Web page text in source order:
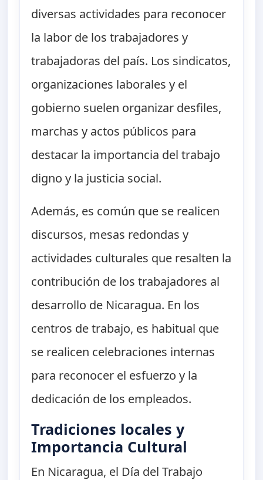
diversas actividades para reconocer
la labor de los trabajadores y
trabajadoras del país. Los sindicatos,
organizaciones laborales y el
gobierno suelen organizar desfiles,
marchas y actos públicos para
destacar la importancia del trabajo
digno y la justicia social.
Además, es común que se realicen
discursos, mesas redondas y
actividades culturales que resalten la
contribución de los trabajadores al
desarrollo de Nicaragua. En los
centros de trabajo, es habitual que
se realicen celebraciones internas
para reconocer el esfuerzo y la
dedicación de los empleados.
Tradiciones locales y
Importancia Cultural
En Nicaragua, el Día del Trabajo